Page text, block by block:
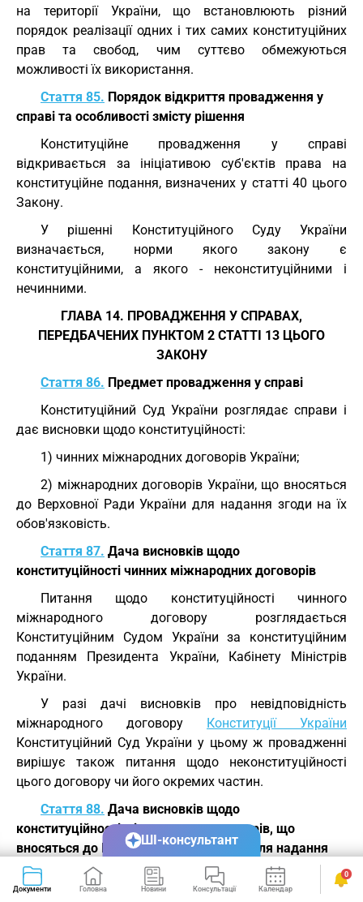
на території України, що встановлюють різний
порядок реалізації одних і тих самих конституційних
прав та свобод, чим суттєво обмежуються
можливості їх використання.
Стаття 85. Порядок відкриття провадження у
справі та особливості змісту рішення
Конституційне провадження у справі
відкривається за ініціативою суб'єктів права на
конституційне подання, визначених у статті 40 цього
Закону.
У рішенні Конституційного Суду України
визначається, норми якого закону є
конституційними, а якого - неконституційними і
нечинними.
ГЛАВА 14. ПРОВАДЖЕННЯ У СПРАВАХ,
ПЕРЕДБАЧЕНИХ ПУНКТОМ 2 СТАТТІ 13 ЦЬОГО
ЗАКОНУ
Стаття 86. Предмет провадження у справі
Конституційний Суд України розглядає справи і
дає висновки щодо конституційності:
1) чинних міжнародних договорів України;
2) міжнародних договорів України, що вносяться
до Верховної Ради України для надання згоди на їх
обов'язковість.
Стаття 87. Дача висновків щодо
конституційності чинних міжнародних договорів
Питання щодо конституційності чинного
міжнародного договору розглядається
Конституційним Судом України за конституційним
поданням Президента України, Кабінету Міністрів
України.
У разі дачі висновків про невідповідність
міжнародного договору Конституції України
Конституційний Суд України у цьому ж провадженні
вирішує також питання щодо неконституційності
цього договору чи його окремих частин.
Стаття 88. Дача висновків щодо
конституційності міжнародних договорів, що
вносяться до Верховної Ради України для надання
згоди на їх обов'язковість
Питання щодо конституційності міжнародних
Документи Головна Новини Консультації Календар Сервіси
0
ШІ-консультант